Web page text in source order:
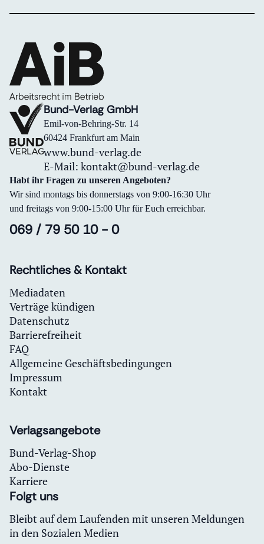
Bund-Verlag GmbH
Emil-von-Behring-Str. 14
60424 Frankfurt am Main
www.bund-verlag.de
E-Mail: kontakt@bund-verlag.de
Habt ihr Fragen zu unseren Angeboten?
Wir sind montags bis donnerstags von 9:00-16:30 Uhr
und freitags von 9:00-15:00 Uhr für Euch erreichbar.
069 / 79 50 10 - 0
Rechtliches & Kontakt
Mediadaten
Verträge kündigen
Datenschutz
Barrierefreiheit
FAQ
Allgemeine Geschäftsbedingungen
Impressum
Kontakt
Verlagsangebote
Bund-Verlag-Shop
Abo-Dienste
Karriere
Folgt uns
Bleibt auf dem Laufenden mit unseren Meldungen
in den Sozialen Medien